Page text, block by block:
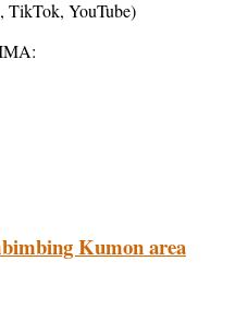
TikTok, YouTube)
Kumon area